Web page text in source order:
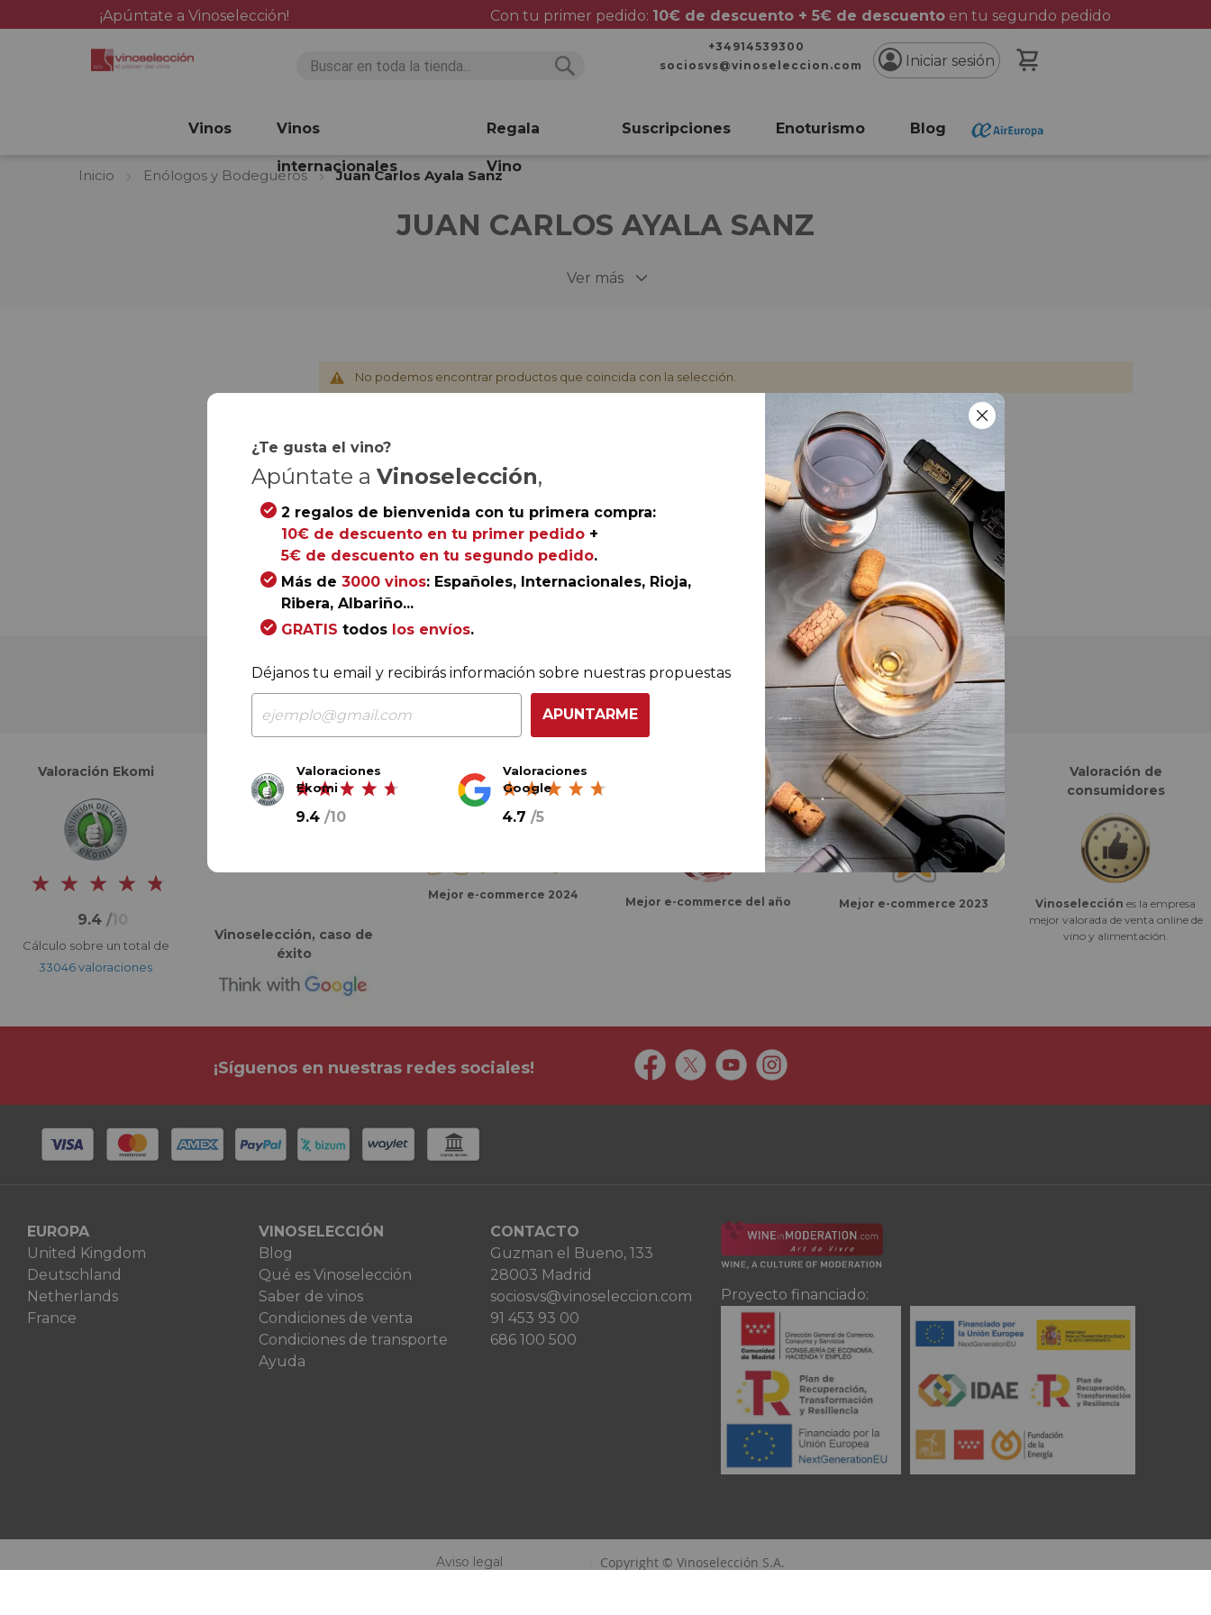
¡Apúntate a Vinoselección! Con tu primer pedido: 10€ de descuento + 5€ de descuentoen tu segundo pedido
+34914539300
sociosvs@vinoseleccion.com
Iniciar sesión
Vinos Vinos
internacionales
Regala
Vino
Suscripciones Enoturismo Blog
Inicio Enólogos y Bodegueros Juan Carlos Ayala Sanz
JUAN CARLOS AYALA SANZ
Ver más
No podemos encontrar productos que coincida con la selección.
COMPRA CON TOTAL CONFIANZA
Más de 180.000 clientes ya lo hacen
Valoración Ekomi
9.4 /10
Cálculo sobre un total de
33046 valoraciones
Valoración Google
Vinoselección, caso de
éxito
Ganador eCommerce
Awards España
Mejor e-commerce 2024
Ganador eAwards 2023
Mejor e-commerce del año
Finalistas eCommerce
Awards España
Mejor e-commerce 2023
Valoración de
consumidores
Vinoselección es la empresa
mejor valorada de venta online de
vino y alimentación.
¡Síguenos en nuestras redes sociales!
EUROPA
United Kingdom
Deutschland
Netherlands
France
VINOSELECCIÓN
Blog
Qué es Vinoselección
Saber de vinos
Condiciones de venta
Condiciones de transporte
Ayuda
CONTACTO
Guzman el Bueno, 133
28003 Madrid
sociosvs@vinoseleccion.com
91 453 93 00
686 100 500
Proyecto financiado:
Aviso legal
Copyright © Vinoselección S.A.
¿Te gusta el vino?
Apúntate a Vinoselección,
2 regalos de bienvenida con tu primera compra:
10€ de descuento en tu primer pedido+
5€ de descuento en tu segundo pedido.
Más de 3000 vinos: Españoles, Internacionales, Rioja,
Ribera, Albariño...
GRATIS todos los envíos.
Déjanos tu email y recibirás información sobre nuestras propuestas
APUNTARME
Valoraciones
Ekomi
9.4 /10
Valoraciones
Google
4.7 /5